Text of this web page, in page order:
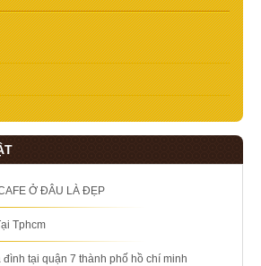
Ở ĐÂU LÀ ĐẸP
Tphcm
tại quận 7 thành phố hồ chí minh